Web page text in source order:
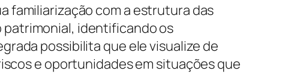
familiarização com a estrutura das
patrimonial, identificando os
possibilita que ele visualize de
e oportunidades em situações que